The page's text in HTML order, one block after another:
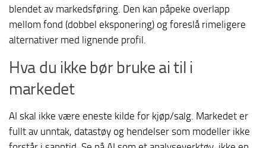
blendet av markedsføring. Den kan påpeke overlapp
mellom fond (dobbel eksponering) og foreslå rimeligere
alternativer med lignende profil.
Hva du ikke bør bruke ai til i
markedet
AI skal ikke være eneste kilde for kjøp/salg. Markedet er
fullt av unntak, datastøy og hendelser som modeller ikke